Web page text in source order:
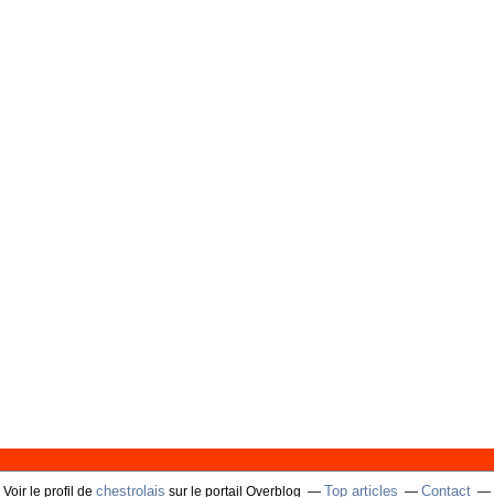
Voir le profil de chestrolais sur le portail Overblog Top articles Contact